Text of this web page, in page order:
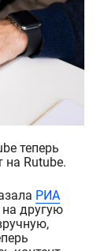
теперь
на Rutube.
РИА
другую